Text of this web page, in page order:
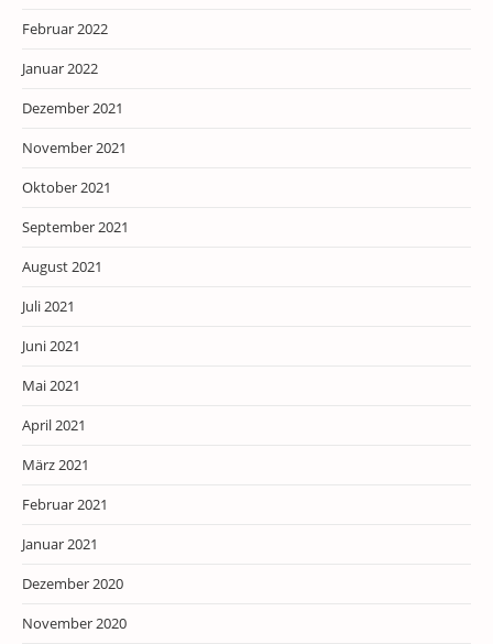
Februar 2022
Januar 2022
Dezember 2021
November 2021
Oktober 2021
September 2021
August 2021
Juli 2021
Juni 2021
Mai 2021
April 2021
März 2021
Februar 2021
Januar 2021
Dezember 2020
November 2020